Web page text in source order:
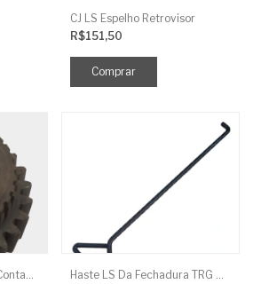
CJ LS Espelho Retrovisor
R$151,50